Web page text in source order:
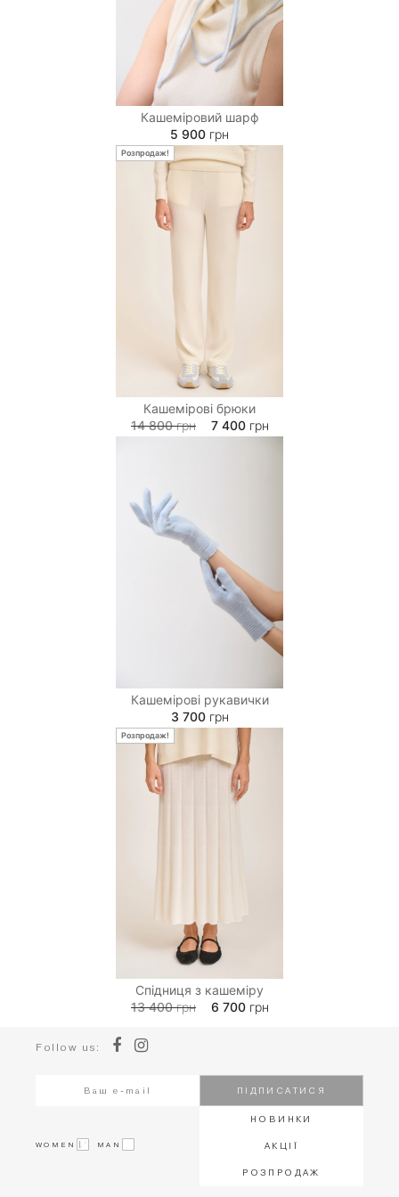
діаметром 13–14 мікрон і довжиною від 35 мм. Це
дозволяє створювати вироби, які лишаються
м’якими і шовковистими на дотик, мають низьку
схильність до пілінгу та зберігають форму й
естетичний вигляд протягом тривалого часу.
Кашеміровий шарф
5 900 грн
Розпродаж!
Кашемірові брюки
14 800грн 7 400 грн
Кашемірові рукавички
3 700 грн
Розпродаж!
Спідниця з кашеміру
13 400грн 6 700 грн
Follow us:
WOMEN MAN
НОВИНКИ
АКЦІЇ
РОЗПРОДАЖ